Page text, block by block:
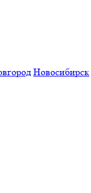
Новосибирск